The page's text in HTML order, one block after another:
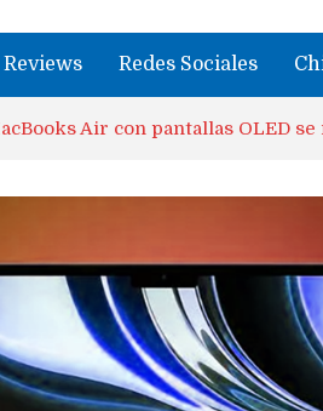
Reviews Redes Sociales
Air con pantallas OLED